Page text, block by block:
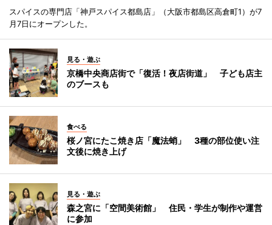
スパイスの専門店「神戸スパイス都島店」（大阪市都島区高倉町1）が7
月7日にオープンした。
見る・遊ぶ
京橋中央商店街で「復活！夜店街道」 子ども店主
のブースも
食べる
桜ノ宮にたこ焼き店「魔法蛸」 3種の部位使い注
文後に焼き上げ
見る・遊ぶ
森之宮に「空間美術館」 住民・学生が制作や運営
に参加